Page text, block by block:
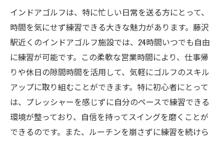
インドアゴルフは、特に忙しい日常を送る方にとって、
時間を気にせず練習できる大きな魅力があります。藤沢
駅近くのインドアゴルフ施設では、24時間いつでも自由
に練習が可能です。この柔軟な営業時間により、仕事帰
りや休日の隙間時間を活用して、気軽にゴルフのスキル
アップに取り組むことができます。特に初心者にとって
は、プレッシャーを感じずに自分のペースで練習できる
環境が整っており、自信を持ってスイングを磨くことが
できるのです。また、ルーチンを崩さずに練習を続けら